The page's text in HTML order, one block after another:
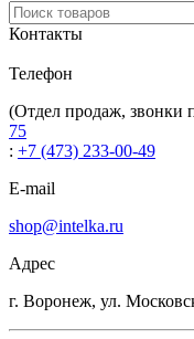
Контакты
Телефон
(Отдел продаж, звонки
75
: +7 (473) 233-00-49
E-mail
shop@intelka.ru
Адрес
г. Воронеж, ул.